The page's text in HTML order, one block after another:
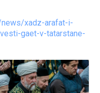
xadz-arafat-i-
gaet-v-tatarstane-